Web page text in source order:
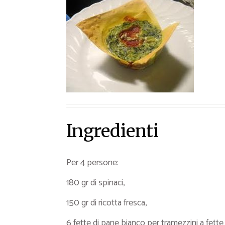
Ricette Piatti unici
Ricette Pesce
Video Ricette
Ricette per Ingrediente
Ingredienti
Per 4 persone:
180 gr di spinaci,
150 gr di ricotta fresca,